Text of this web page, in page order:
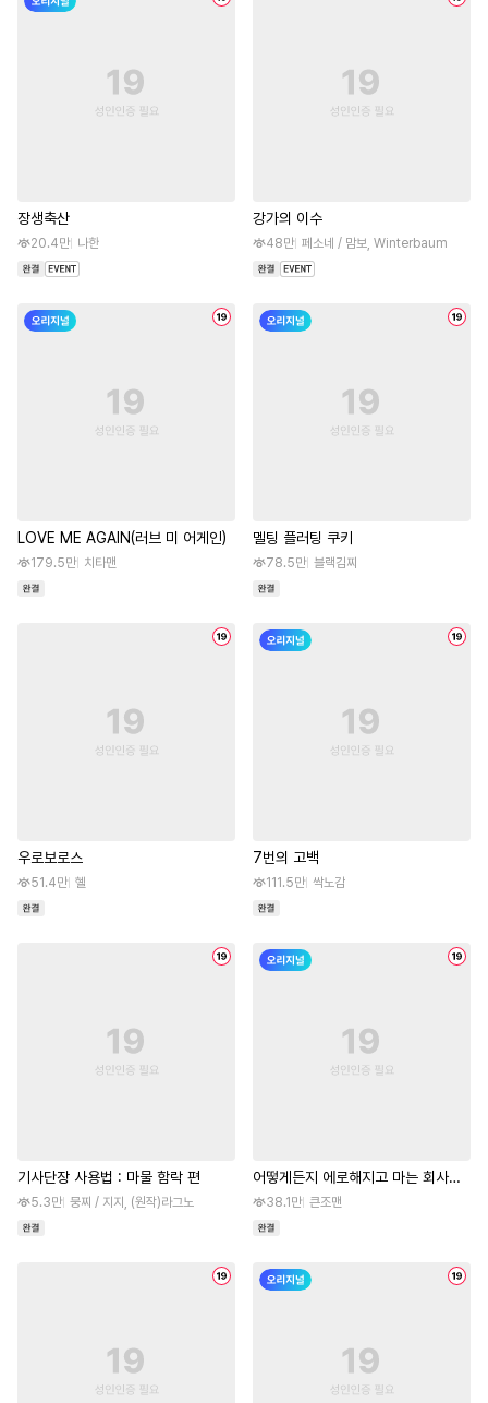
장생축산
20.4만 나한
강가의 이수
48만 페소네 / 맘보, Winterbaum
LOVE ME AGAIN(러브 미 어게인)
179.5만 치타맨
멜팅 플러팅 쿠키
78.5만 블랙김찌
우로보로스
51.4만 혤
7번의 고백
111.5만 싹노감
기사단장 사용법 : 마물 함락 편
5.3만 뭉찌 / 지지, (원작)라그노
어떻게든지 에로해지고 마는 회사원 I
씨38.1만 큰조맨